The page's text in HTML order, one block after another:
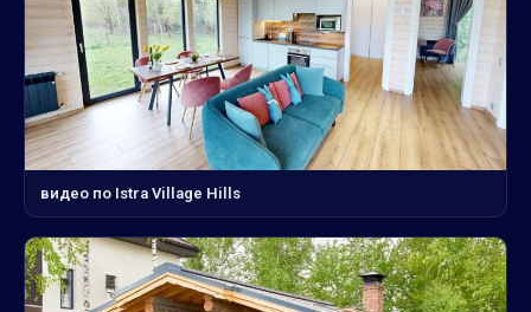
видео по Istra Village Hills